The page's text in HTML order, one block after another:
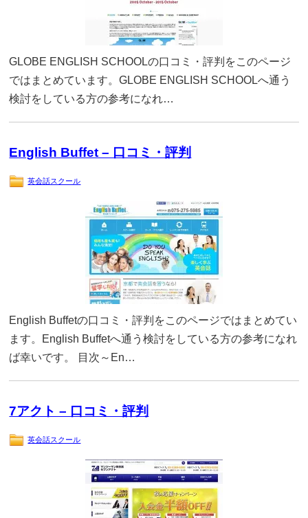
GLOBE ENGLISH SCHOOLの口コミ・評判をこのページ
ではまとめています。GLOBE ENGLISH SCHOOLへ通う
検討をしている方の参考になれ…
English Buffet – 口コミ・評判
英会話スクール
English Buffetの口コミ・評判をこのページではまとめてい
ます。English Buffetへ通う検討をしている方の参考になれ
ば幸いです。 目次～En…
7アクト – 口コミ・評判
英会話スクール